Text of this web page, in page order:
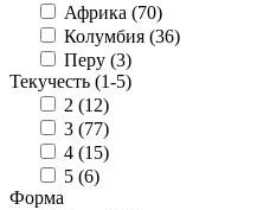
Африка (70)
Колумбия (36)
Перу (3)
Текучесть (1-5)
2 (12)
3 (77)
4 (15)
5 (6)
Форма